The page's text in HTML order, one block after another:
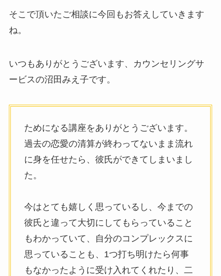
そこで頂いたご相談に今回もお答えしていきます
ね。
いつもありがとうございます、カウンセリングサ
ービスの沼田みえ子です。
ためになる講座をありがとうございます。
過去の恋愛の清算が終わってないまま流れ
に身を任せたら、彼氏ができてしまいまし
た。
今はとても嬉しく思っているし、今までの
彼氏と違って大切にしてもらっていること
もわかっていて、自分のコンプレックスに
思っていることも、1つ打ち明けたら何事
もなかったように受け入れてくれたり、二